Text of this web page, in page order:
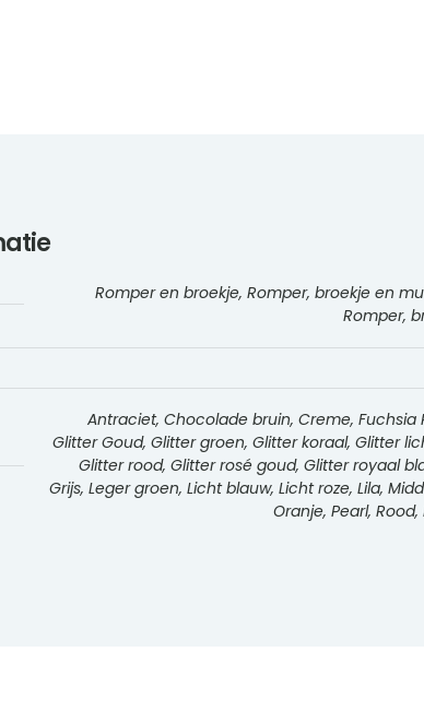
Romper en broekje, Romper, broekje en
Romper,
Antraciet, Chocolade bruin, Creme, Fuchsia
Glitter Goud, Glitter groen, Glitter koraal, Glitter
Glitter rood, Glitter rosé goud, Glitter royaal
Grijs, Leger groen, Licht blauw, Licht roze, Lila,
Oranje, Pearl,